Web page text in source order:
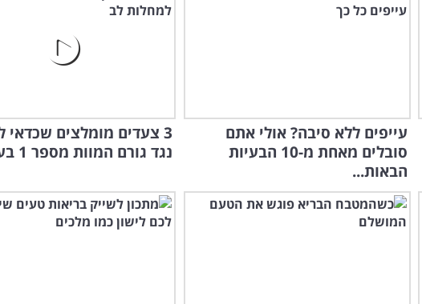
עייפים ללא סיבה? אולי אתם
סובלים מאחת מ-10 הבעיות
הבאות...
3 צעדים מומלצים
נגד גורם המוות מספר 1 בעולם